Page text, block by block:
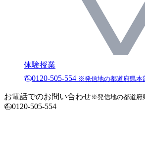
体験授業
0120-505-554 ※発信地の都道府県本
お電話でのお問い合わせ※発信地の都道府
0120-505-554